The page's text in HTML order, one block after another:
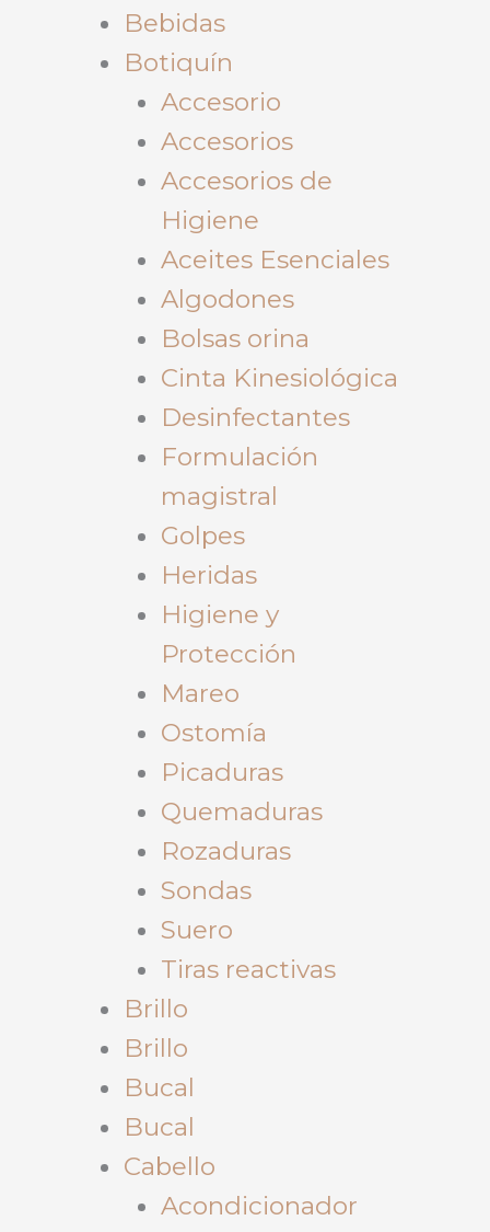
Bebidas
Botiquín
Accesorio
Accesorios
Accesorios de
Higiene
Aceites Esenciales
Algodones
Bolsas orina
Cinta Kinesiológica
Desinfectantes
Formulación
magistral
Golpes
Heridas
Higiene y
Protección
Mareo
Ostomía
Picaduras
Quemaduras
Rozaduras
Sondas
Suero
Tiras reactivas
Brillo
Brillo
Bucal
Bucal
Cabello
Acondicionador